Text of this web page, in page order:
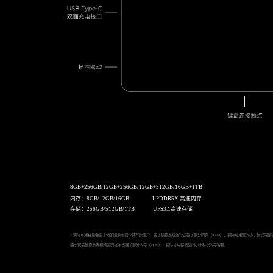
8GB+256GB/12GB+256GB/12GB+512GB/16GB+1TB
内存：8GB/12GB/16GB LPDDR5X 高速内存
存储：256GB/512GB/1TB UFS3.1高速存储
* 实际可用容量会由于诸多因素而减少并有所差异：由于操作系统运行占据了部分内存（RAM），实际可用空间小于标识内存
由于安装操作系统和预装的程序占据了部分闪存（ROM），实际可用存储空间小于标识闪存容量。